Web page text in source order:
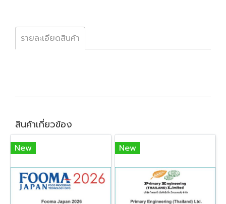
รายละเอียดสินค้า
สินค้าเกี่ยวข้อง
New New